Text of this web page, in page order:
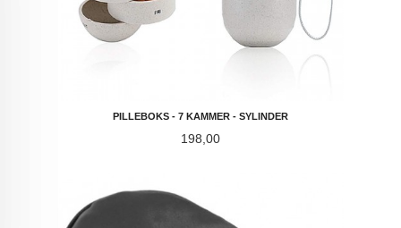
PILLEBOKS - 7 KAMMER - SYLINDER
Pris
198,00